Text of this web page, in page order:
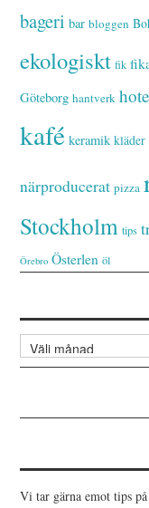
bageri bar bloggen
ekologiskt fik
Göteborg hantverk
kafé keramik kläder
närproducerat pizza
Stockholm tips
Örebro Österlen öl
Arkiv
Vi tar gärna emot tips